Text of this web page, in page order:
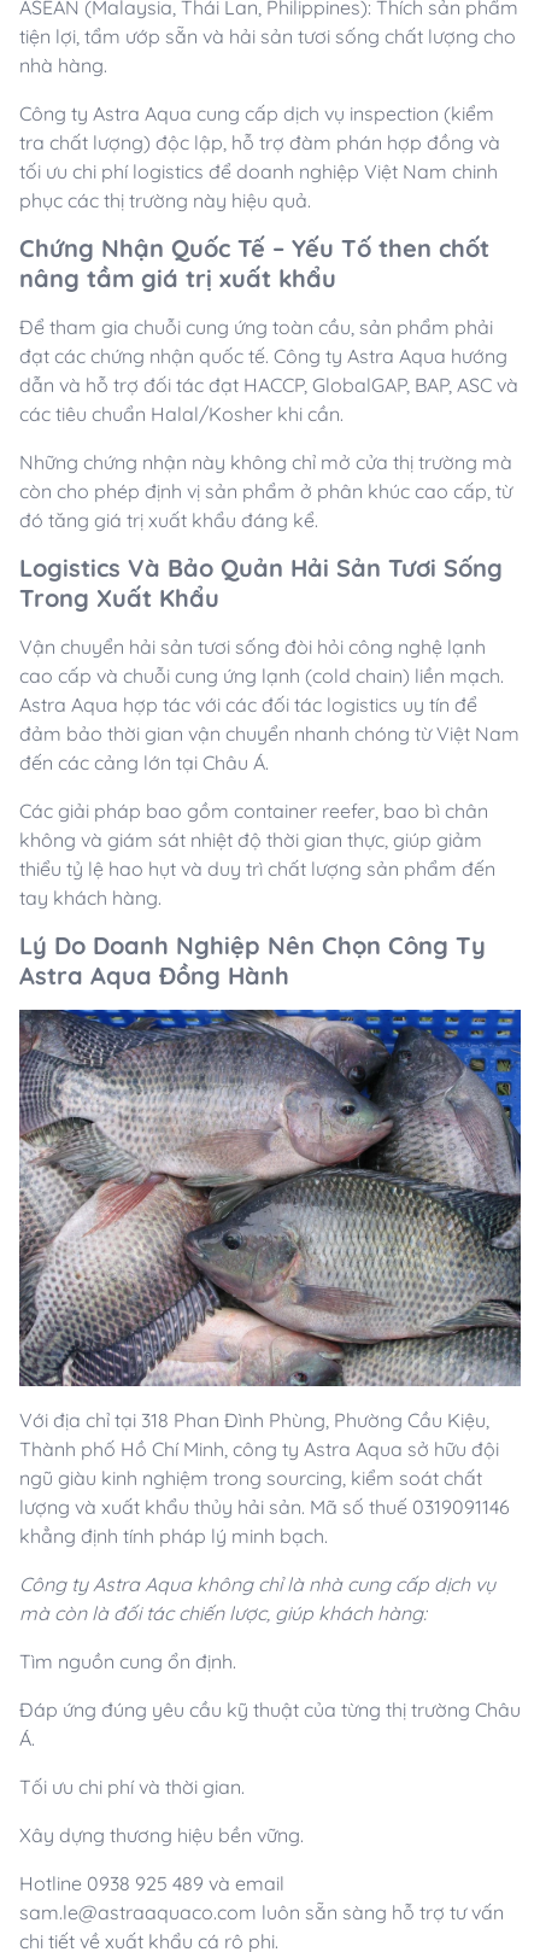
ASEAN (Malaysia, Thái Lan, Philippines): Thích sản phẩm
tiện lợi, tẩm ướp sẵn và hải sản tươi sống chất lượng cho
nhà hàng.
Công ty Astra Aqua cung cấp dịch vụ inspection (kiểm
tra chất lượng) độc lập, hỗ trợ đàm phán hợp đồng và
tối ưu chi phí logistics để doanh nghiệp Việt Nam chinh
phục các thị trường này hiệu quả.
Chứng Nhận Quốc Tế – Yếu Tố then chốt
nâng tầm giá trị xuất khẩu
Để tham gia chuỗi cung ứng toàn cầu, sản phẩm phải
đạt các chứng nhận quốc tế. Công ty Astra Aqua hướng
dẫn và hỗ trợ đối tác đạt HACCP, GlobalGAP, BAP, ASC và
các tiêu chuẩn Halal/Kosher khi cần.
Những chứng nhận này không chỉ mở cửa thị trường mà
còn cho phép định vị sản phẩm ở phân khúc cao cấp, từ
đó tăng giá trị xuất khẩu đáng kể.
Logistics Và Bảo Quản Hải Sản Tươi Sống
Trong Xuất Khẩu
Vận chuyển hải sản tươi sống đòi hỏi công nghệ lạnh
cao cấp và chuỗi cung ứng lạnh (cold chain) liền mạch.
Astra Aqua hợp tác với các đối tác logistics uy tín để
đảm bảo thời gian vận chuyển nhanh chóng từ Việt Nam
đến các cảng lớn tại Châu Á.
Các giải pháp bao gồm container reefer, bao bì chân
không và giám sát nhiệt độ thời gian thực, giúp giảm
thiểu tỷ lệ hao hụt và duy trì chất lượng sản phẩm đến
tay khách hàng.
Lý Do Doanh Nghiệp Nên Chọn Công Ty
Astra Aqua Đồng Hành
Với địa chỉ tại 318 Phan Đình Phùng, Phường Cầu Kiệu,
Thành phố Hồ Chí Minh, công ty Astra Aqua sở hữu đội
ngũ giàu kinh nghiệm trong sourcing, kiểm soát chất
lượng và xuất khẩu thủy hải sản. Mã số thuế 0319091146
khẳng định tính pháp lý minh bạch.
Công ty Astra Aqua không chỉ là nhà cung cấp dịch vụ
mà còn là đối tác chiến lược, giúp khách hàng:
Tìm nguồn cung ổn định.
Đáp ứng đúng yêu cầu kỹ thuật của từng thị trường Châu
Á.
Tối ưu chi phí và thời gian.
Xây dựng thương hiệu bền vững.
Hotline 0938 925 489 và email
sam.le@astraaquaco.com luôn sẵn sàng hỗ trợ tư vấn
chi tiết về xuất khẩu cá rô phi.